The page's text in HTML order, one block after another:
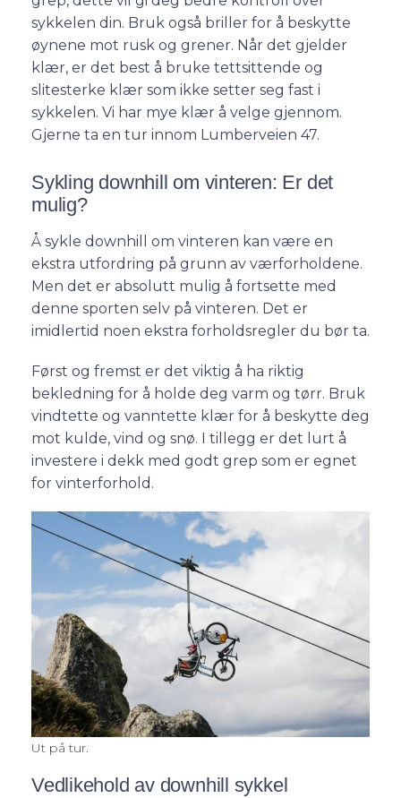
sykkelen din. Bruk også briller for å beskytte
øynene mot rusk og grener. Når det gjelder
klær, er det best å bruke tettsittende og
slitesterke klær som ikke setter seg fast i
sykkelen. Vi har mye klær å velge gjennom.
Gjerne ta en tur innom Lumberveien 47.
Sykling downhill om vinteren: Er det
mulig?
Å sykle downhill om vinteren kan være en
ekstra utfordring på grunn av værforholdene.
Men det er absolutt mulig å fortsette med
denne sporten selv på vinteren. Det er
imidlertid noen ekstra forholdsregler du bør ta.
Først og fremst er det viktig å ha riktig
bekledning for å holde deg varm og tørr. Bruk
vindtette og vanntette klær for å beskytte deg
mot kulde, vind og snø. I tillegg er det lurt å
investere i dekk med godt grep som er egnet
for vinterforhold.
Ut på tur.
Vedlikehold av downhill sykkel